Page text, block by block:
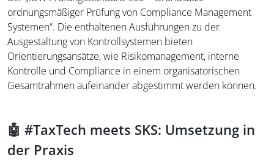
ordnungsmäßiger Prüfung von Compliance Management
Systemen“. Die enthaltenen Ausführungen zu der
Ausgestaltung von Kontrollsystemen bieten
Orientierungsansätze, wie Risikomanagement, interne
Kontrolle und Compliance in einem organisatorischen
Gesamtrahmen aufeinander abgestimmt werden können.
🤖 #TaxTech meets SKS: Umsetzung in
der Praxis